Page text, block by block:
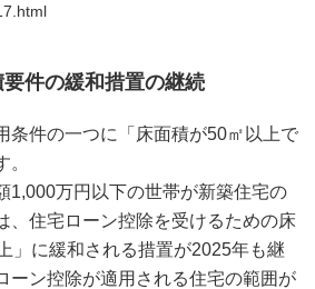
件の緩和措置の継続
条件の一つに「床面積が50㎡以上で
1,000万円以下の世帯が新築住宅の
、住宅ローン控除を受けるための床
」に緩和される措置が2025年も継
ーン控除が適用される住宅の範囲が